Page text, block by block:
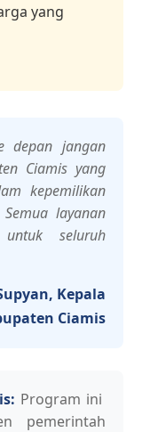
yang
depan jangan
Ciamis yang
kepemilikan
layanan
seluruh
Kepala
Ciamis
Program ini
pemerintah